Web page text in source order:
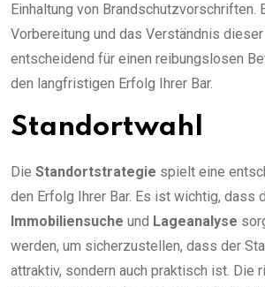
Einhaltung von Brandschutzvorschriften.
Vorbereitung und das Verständnis
entscheidend für einen reibungslosen
den langfristigen Erfolg Ihrer Bar.
Standortwahl
Die Standortstrategie spielt eine
den Erfolg Ihrer Bar. Es ist wichtig, dass
Immobiliensuche und Lageanalyse
werden, um sicherzustellen, dass der
attraktiv, sondern auch praktisch ist. Die